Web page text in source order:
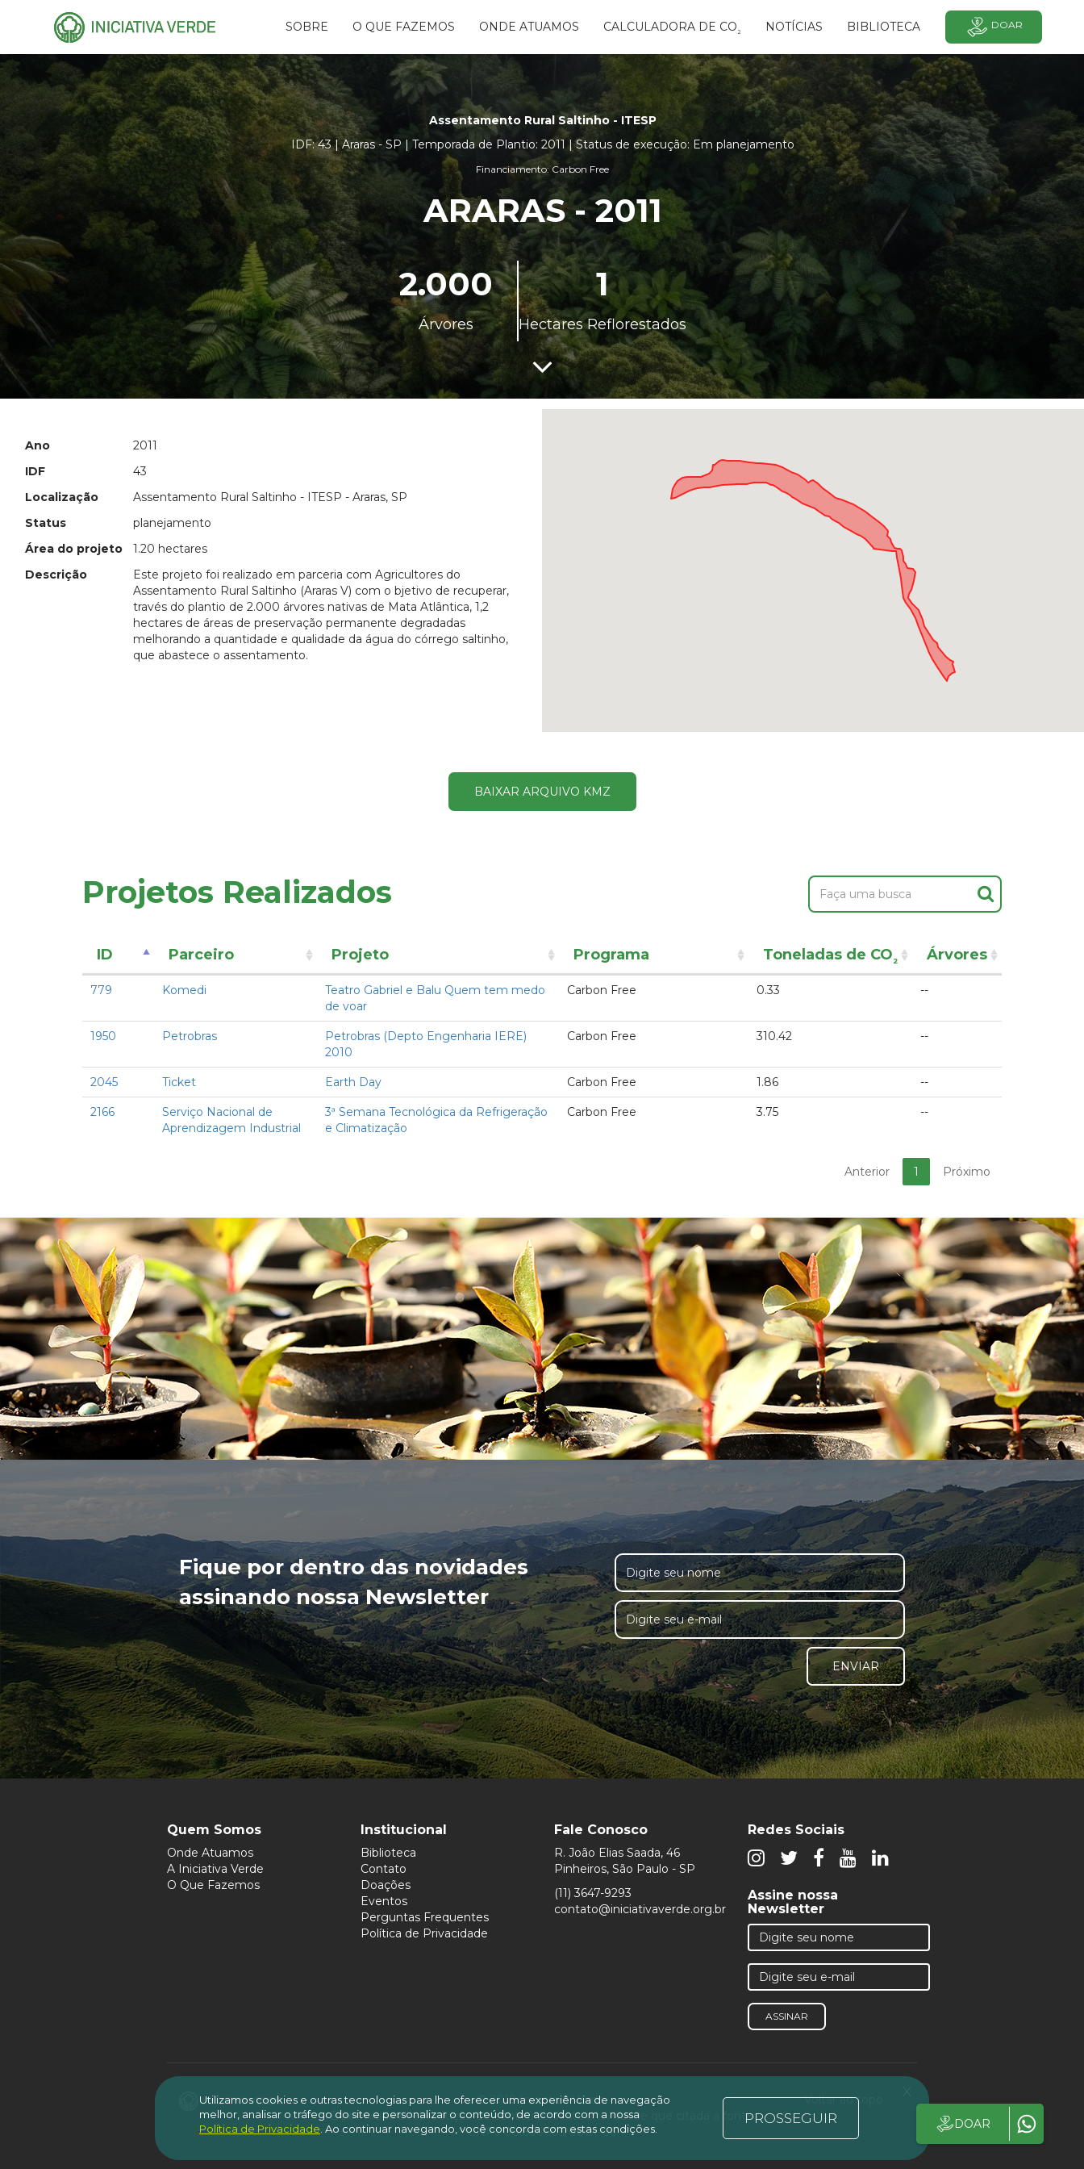
SOBRE
HISTÓRIA
EQUIPE
CONSELHOS
RECONHECIMENTOS
PARCEIROS
REDES
O QUE FAZEMOS
PLANTANDO ÁGUAS
CARBON FREE
AMIGO DA FLORESTA
PROGRAMA
NASCENTES
RESTAURA RIBEIRA -
FUNBIO
EVENTOS
ONDE ATUAMOS CALCULADORA DE CO² NOTÍCIAS BIBLIOTECA DOAR
Assentamento Rural Saltinho - ITESP
IDF: 43 | Araras - SP | Temporada de Plantio: 2011 | Status de execução: Em planejamento
Financiamento: Carbon Free
ARARAS - 2011
2.000
Árvores
1
Hectares Reflorestados
Ano
2011
IDF
43
Localização
Assentamento Rural Saltinho - ITESP - Araras, SP
Status
planejamento
Área do projeto
1.20 hectares
Descrição
Este projeto foi realizado em parceria com Agricultores do
Assentamento Rural Saltinho (Araras V) com o bjetivo de recuperar,
través do plantio de 2.000 árvores nativas de Mata Atlântica, 1,2
hectares de áreas de preservação permanente degradadas
melhorando a quantidade e qualidade da água do córrego saltinho,
que abastece o assentamento.
BAIXAR ARQUIVO KMZ
Projetos Realizados
ID Parceiro Projeto Programa Toneladas de CO² Árvores
779 Komedi
Teatro Gabriel e Balu Quem tem medo
de voar
Carbon Free 0.33 --
1950 Petrobras
Petrobras (Depto Engenharia IERE)
2010
Carbon Free 310.42 --
2045 Ticket Earth Day Carbon Free 1.86 --
2166
Serviço Nacional de
Aprendizagem Industrial
3ª Semana Tecnológica da Refrigeração
e Climatização
Carbon Free 3.75 --
Anterior 1 Próximo
Fique por dentro das novidades
assinando nossa Newsletter
ENVIAR
Quem Somos
Onde Atuamos
A Iniciativa Verde
O Que Fazemos
Institucional
Biblioteca
Contato
Doações
Eventos
Perguntas Frequentes
Política de Privacidade
Fale Conosco
R. João Elias Saada, 46
Pinheiros, São Paulo - SP
(11) 3647-9293
contato@iniciativaverde.org.br
Redes Sociais
Assine nossa
Newsletter
ASSINAR
© 2019 Iniciativa Verde.
É permitida a reprodução do conteúdo deste site, desde que citada a fonte
CNPJ 08.606.505/0001-06
Voltar ao topo x
Utilizamos cookies e outras tecnologias para lhe oferecer uma experiência de navegação
melhor, analisar o tráfego do site e personalizar o conteúdo, de acordo com a nossa
Política de Privacidade Ao continuar navegando, você concorda com estas condições.
PROSSEGUIR DOAR